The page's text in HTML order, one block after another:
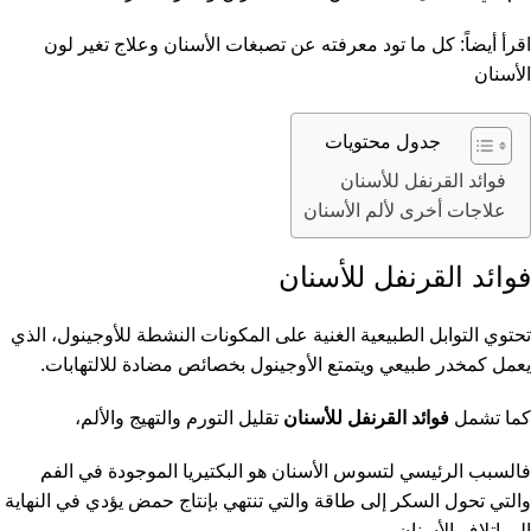
اقرأ أيضاً: كل ما تود معرفته عن تصبغات الأسنان وعلاج تغير لون
الأسنان
جدول محتويات
فوائد القرنفل للأسنان
علاجات أخرى لألم الأسنان
فوائد القرنفل للأسنان
تحتوي التوابل الطبيعية الغنية على المكونات النشطة للأوجينول، الذي
يعمل كمخدر طبيعي ويتمتع الأوجينول بخصائص مضادة للالتهابات.
كما تشمل فوائد القرنفل للأسنان تقليل التورم والتهيج والألم،
فالسبب الرئيسي لتسوس الأسنان هو البكتيريا الموجودة في الفم
والتي تحول السكر إلى طاقة والتي تنتهي بإنتاج حمض يؤدي في النهاية